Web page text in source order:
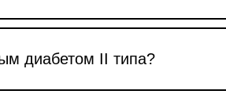
диабетом II типа?